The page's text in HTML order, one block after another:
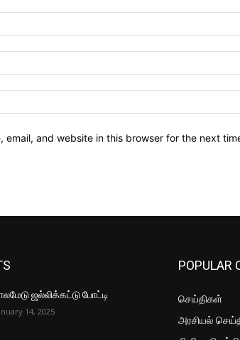
email, and website in this browser for the next
ஜல்லிக்கட்டு போட்டி
14, 2025
POPULAR
செய்திகள்
அரசியல்